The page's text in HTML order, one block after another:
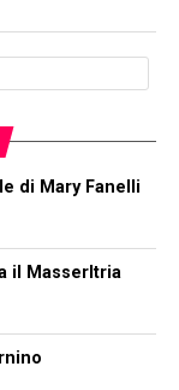
di Mary Fanelli
il MasserItria